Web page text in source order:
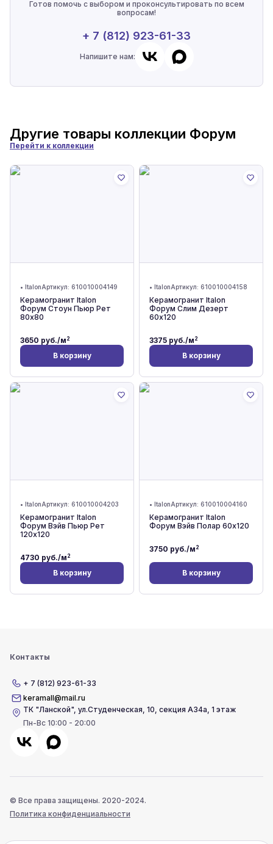
Готов помочь с выбором и проконсультировать по всем
вопросам!
+ 7 (812) 923-61-33
Напишите нам:
Другие товары коллекции Форум
Перейти к коллекции
• ItalonАртикул: 610010004149
Керамогранит Italon
Форум Стоун Пьюр Рет
80x80
3650 руб./м2
В корзину
• ItalonАртикул: 610010004158
Керамогранит Italon
Форум Слим Дезерт
60x120
3375 руб./м2
В корзину
• ItalonАртикул: 610010004203
Керамогранит Italon
Форум Вэйв Пьюр Рет
120x120
4730 руб./м2
В корзину
• ItalonАртикул: 610010004160
Керамогранит Italon
Форум Вэйв Полар 60x120
3750 руб./м2
В корзину
Контакты
+ 7 (812) 923-61-33
keramall@mail.ru
ТК "Ланской",ул.Студенческая, 10, секция А34а, 1 этаж
Пн-Вс 10:00 - 20:00
© Все права защищены. 2020-2024.
Политика конфиденциальности